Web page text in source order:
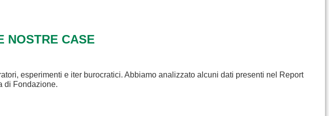
NOSTRE CASE
esperimenti e iter burocratici. Abbiamo analizzato alcuni dati presenti nel Report
di Fondazione.